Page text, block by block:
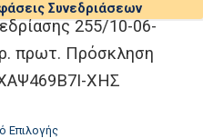
Συνεδριάσεων
255/10-06-
πρωτ. Πρόσκληση
ΧΗΣ
Επιλογής